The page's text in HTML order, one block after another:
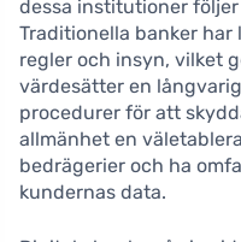
dessa institutioner
Traditionella banker
regler och insyn, vilket
värdesätter en
procedurer för att
allmänhet en
bedrägerier och ha
kundernas data.